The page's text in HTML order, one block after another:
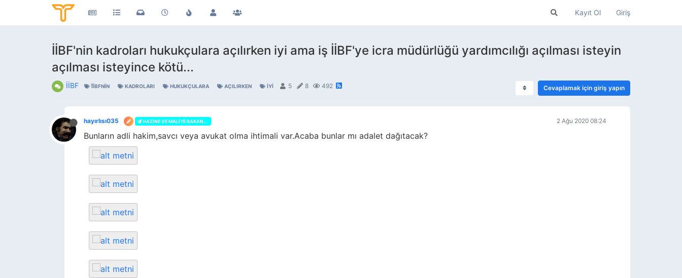
Kayıt Ol Giriş
İİBF'nin kadroları hukukçulara açılırken iyi ama iş İİBF'ye icra müdürlüğü yardımcılığı açılması isteyin
açılması isteyince kötü...
İİBF İİBFNIN KADROLARI HUKUKÇULARA AÇILIRKEN IYI 5 8 492 Cevaplamak için giriş yapın
hayırlısı035 HAZINE VE MALIYE BAKANLIĞI 2 Ağu 2020 08:24
Bunların adli hakim,savcı veya avukat olma ihtimali var.Acaba bunlar mı adalet dağıtacak?